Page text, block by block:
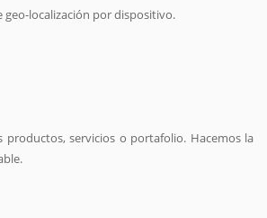
geo-localización por dispositivo.
productos, servicios o portafolio. Hacemos la